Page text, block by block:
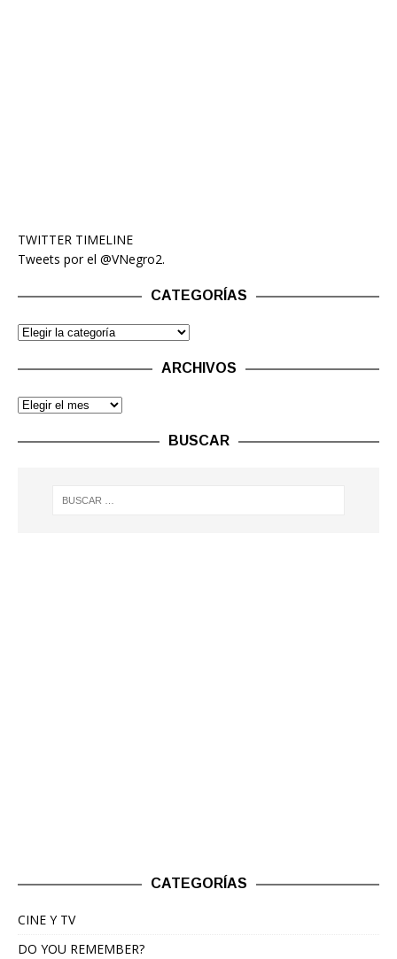
TWITTER TIMELINE
Tweets por el @VNegro2.
CATEGORÍAS
ARCHIVOS
BUSCAR
CATEGORÍAS
CINE Y TV
DO YOU REMEMBER?